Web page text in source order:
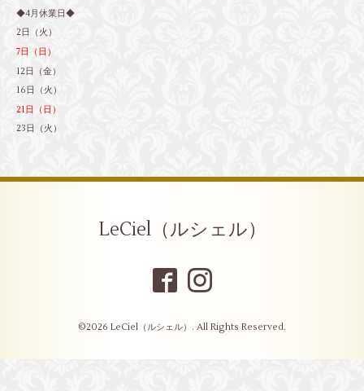
◆4月休業日◆
2日（火）
7日（日）
12日（金）
16日（火）
21日（日）
23日（火）
LeCiel（ルシェル）
©2026 LeCiel（ルシェル） . All Rights Reserved.